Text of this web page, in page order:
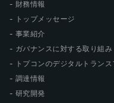
財務情報
トップメッセージ
事業紹介
ガバナンスに対する取り組み
トプコンのデジタルトラン
調達情報
研究開発